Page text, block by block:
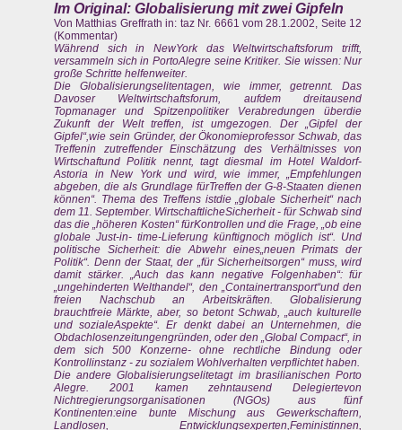
Im Original: Globalisierung mit zwei Gipfeln
Von Matthias Greffrath in: taz Nr. 6661 vom 28.1.2002, Seite 12
(Kommentar)
Während sich in NewYork das Weltwirtschaftsforum trifft,
versammeln sich in PortoAlegre seine Kritiker. Sie wissen: Nur
große Schritte helfenweiter.
Die Globalisierungselitentagen, wie immer, getrennt. Das
Davoser Weltwirtschaftsforum, aufdem dreitausend
Topmanager und Spitzenpolitiker Verabredungen überdie
Zukunft der Welt treffen, ist umgezogen. Der „Gipfel der
Gipfel“,wie sein Gründer, der Ökonomieprofessor Schwab, das
Treffenin zutreffender Einschätzung des Verhältnisses von
Wirtschaftund Politik nennt, tagt diesmal im Hotel Waldorf-
Astoria in New York und wird, wie immer, „Empfehlungen
abgeben, die als Grundlage fürTreffen der G-8-Staaten dienen
können“. Thema des Treffens istdie „globale Sicherheit“ nach
dem 11. September. WirtschaftlicheSicherheit - für Schwab sind
das die „höheren Kosten“ fürKontrollen und die Frage, „ob eine
globale Just-in- time-Lieferung künftignoch möglich ist“. Und
politische Sicherheit: die Abwehr eines„neuen Primats der
Politik“. Denn der Staat, der „für Sicherheitsorgen“ muss, wird
damit stärker. „Auch das kann negative Folgenhaben“: für
„ungehinderten Welthandel“, den „Containertransport“und den
freien Nachschub an Arbeitskräften. Globalisierung
brauchtfreie Märkte, aber, so betont Schwab, „auch kulturelle
und sozialeAspekte“. Er denkt dabei an Unternehmen, die
Obdachlosenzeitungengründen, oder den „Global Compact“, in
dem sich 500 Konzerne- ohne rechtliche Bindung oder
Kontrollinstanz - zu sozialem Wohlverhalten verpflichtet haben.
Die andere Globalisierungselitetagt im brasilianischen Porto
Alegre. 2001 kamen zehntausend Delegiertevon
Nichtregierungsorganisationen (NGOs) aus fünf
Kontinenten:eine bunte Mischung aus Gewerkschaftern,
Landlosen, Entwicklungsexperten,Feministinnen,